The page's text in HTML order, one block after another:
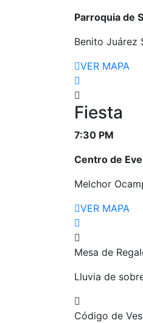
Parroquia de
Benito Juárez
VER MAPA
Fiesta
7:30 PM
Centro de
Melchor
VER MAPA
Mesa de
Lluvia de
Código de